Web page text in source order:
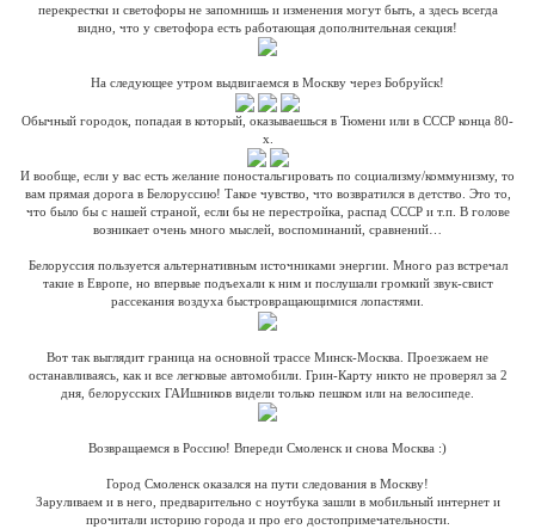
перекрестки и светофоры не запомнишь и изменения могут быть, а здесь всегда
видно, что у светофора есть работающая дополнительная секция!
На следующее утром выдвигаемся в Москву через Бобруйск!
Обычный городок, попадая в который, оказываешься в Тюмени или в СССР конца 80-
х.
И вообще, если у вас есть желание поностальгировать по социализму/коммунизму, то
вам прямая дорога в Белоруссию! Такое чувство, что возвратился в детство. Это то,
что было бы с нашей страной, если бы не перестройка, распад СССР и т.п. В голове
возникает очень много мыслей, воспоминаний, сравнений…
Белоруссия пользуется альтернативным источниками энергии. Много раз встречал
такие в Европе, но впервые подъехали к ним и послушали громкий звук-свист
рассекания воздуха быстровращающимися лопастями.
Вот так выглядит граница на основной трассе Минск-Москва. Проезжаем не
останавливаясь, как и все легковые автомобили. Грин-Карту никто не проверял за 2
дня, белорусских ГАИшников видели только пешком или на велосипеде.
Возвращаемся в Россию! Впереди Смоленск и снова Москва :)
Город Смоленск оказался на пути следования в Москву!
Заруливаем и в него, предварительно с ноутбука зашли в мобильный интернет и
прочитали историю города и про его достопримечательности.